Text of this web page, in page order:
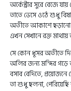
অর্কেস্ট্রার সুরে বেজে যায়
তাতে ভেসে ওঠে শুধু
অতীতে আকাশে ছড়ানো
এখন সেখানে রক্ত মাথায়
সে কোন ধূসর অতীতে
অলির জন্য মন্দির গড়ে
বসাব বেদিতে,
তা শুধু ছলনা,